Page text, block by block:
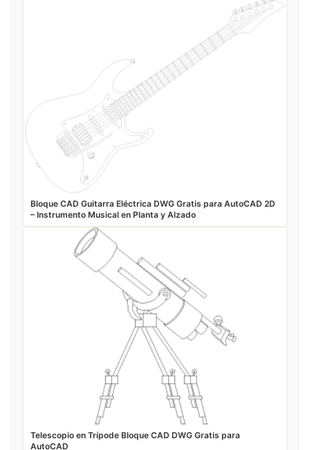
Bloque CAD Guitarra Eléctrica DWG Gratis para AutoCAD 2D
– Instrumento Musical en Planta y Alzado
Telescopio en Trípode Bloque CAD DWG Gratis para
AutoCAD